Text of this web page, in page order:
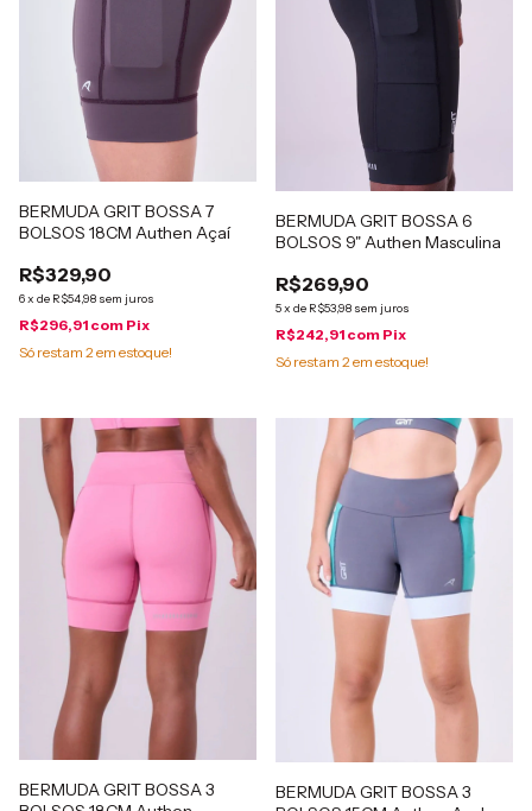
BERMUDA GRIT BOSSA 7
BOLSOS 18CM Authen Açaí
R$329,90
6x de R$54,98 sem juros
R$296,91 com Pix
Só restam 2 em estoque!
BERMUDA GRIT BOSSA 6
BOLSOS 9" Authen Masculina
R$269,90
5x de R$53,98 sem juros
R$242,91 com Pix
Só restam 2 em estoque!
BERMUDA GRIT BOSSA 3
BERMUDA GRIT BOSSA 3